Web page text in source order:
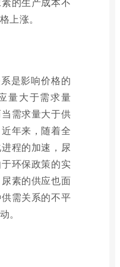
上涨。
是影响价格的
量大于需求量
需求量大于供
年来，随着全
程的加速，尿
环保政策的实
素的供应也面
需关系的不平
。